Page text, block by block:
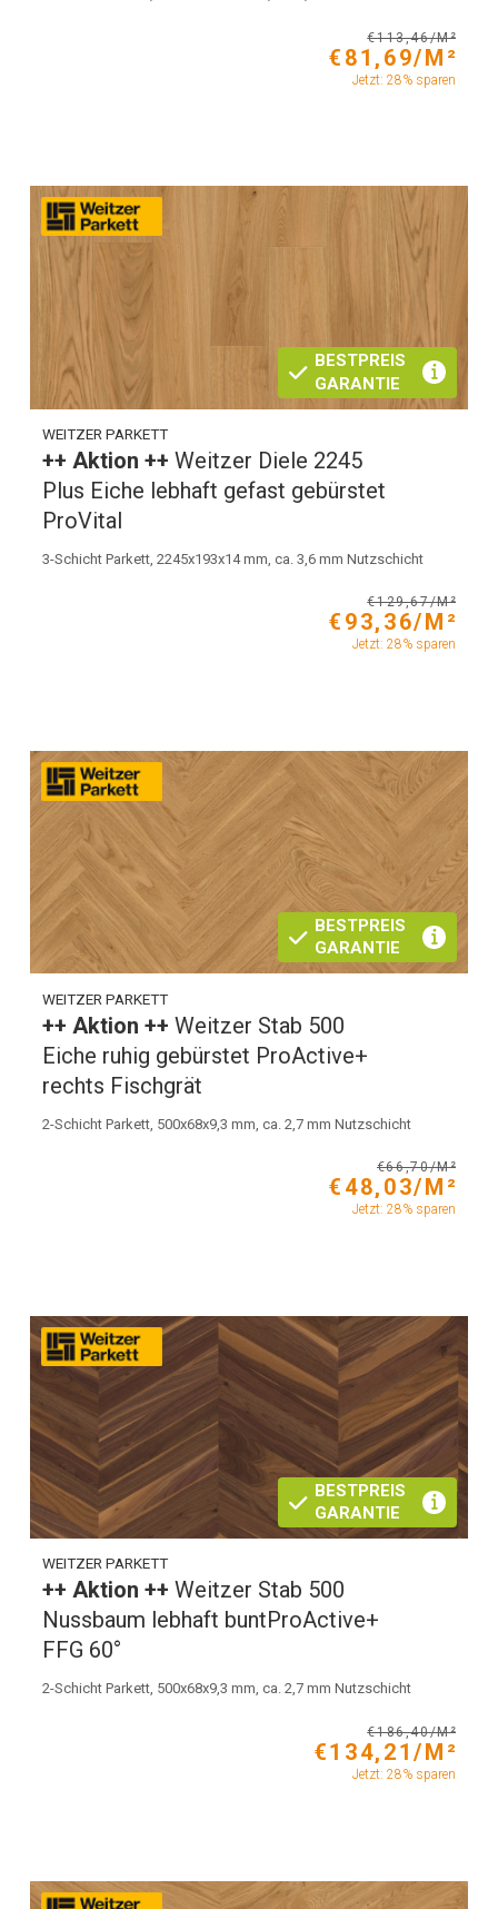
€113,46/M²
€81,69/M²
Jetzt: 28% sparen
BESTPREIS
GARANTIE
WEITZER PARKETT
++ Aktion ++Weitzer Diele 2245
Plus Eiche lebhaft gefast gebürstet
ProVital
3-Schicht Parkett, 2245x193x14 mm, ca. 3,6 mm Nutzschicht
€129,67/M²
€93,36/M²
Jetzt: 28% sparen
BESTPREIS
GARANTIE
WEITZER PARKETT
++ Aktion ++Weitzer Stab 500
Eiche ruhig gebürstet ProActive+
rechts Fischgrät
2-Schicht Parkett, 500x68x9,3 mm, ca. 2,7 mm Nutzschicht
€66,70/M²
€48,03/M²
Jetzt: 28% sparen
BESTPREIS
GARANTIE
WEITZER PARKETT
++ Aktion ++Weitzer Stab 500
Nussbaum lebhaft buntProActive+
FFG 60°
2-Schicht Parkett, 500x68x9,3 mm, ca. 2,7 mm Nutzschicht
€186,40/M²
€134,21/M²
Jetzt: 28% sparen